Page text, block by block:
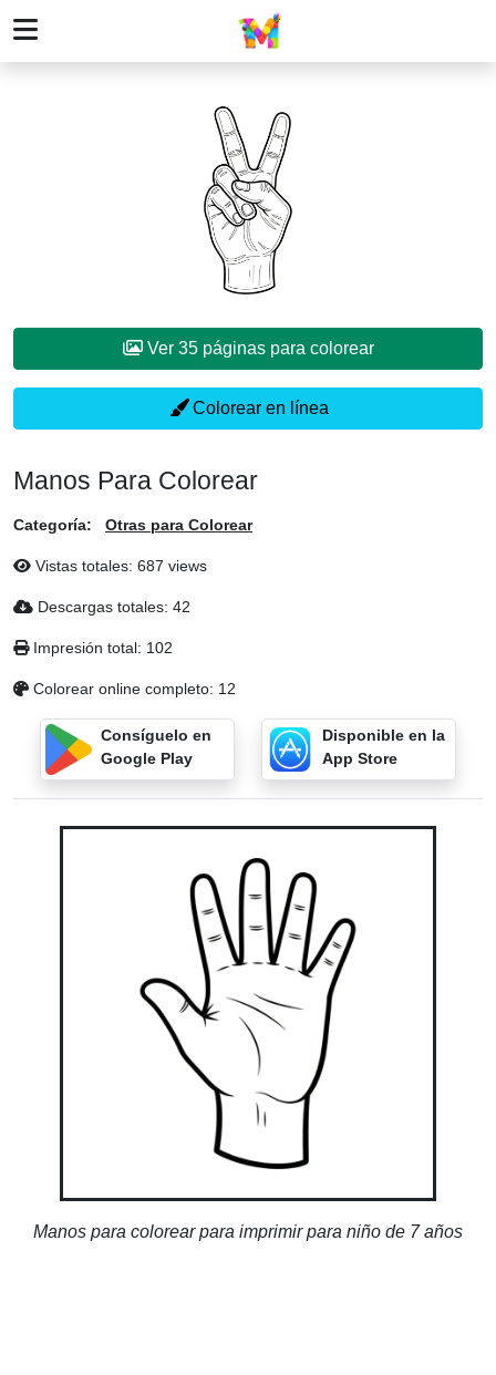
Ver 35 páginas para colorear
Colorear en línea
Manos Para Colorear
Categoría: Otras para Colorear
Vistas totales: 687 views
Descargas totales: 42
Impresión total: 102
Colorear online completo: 12
Consíguelo en
Google Play
Disponible en la
App Store
Manos para colorear para imprimir para niño de 7 años